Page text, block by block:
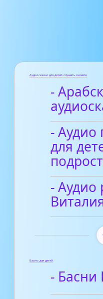
Аудиосказки для детей слушать онлайн
-
- Аудио
для
- Аудио
Басни для детей
- Басни